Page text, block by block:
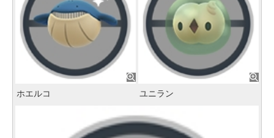
ホエルコ ユニラン